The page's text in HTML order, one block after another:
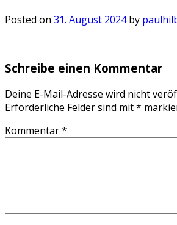
Posted on 31. August 2024by
Schreibe einen Kommentar
Deine E-Mail-Adresse wird nicht
Erforderliche Felder sind mit*
Kommentar*